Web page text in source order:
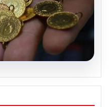
Nisan 2026: Altın
Gram, çeyrek,